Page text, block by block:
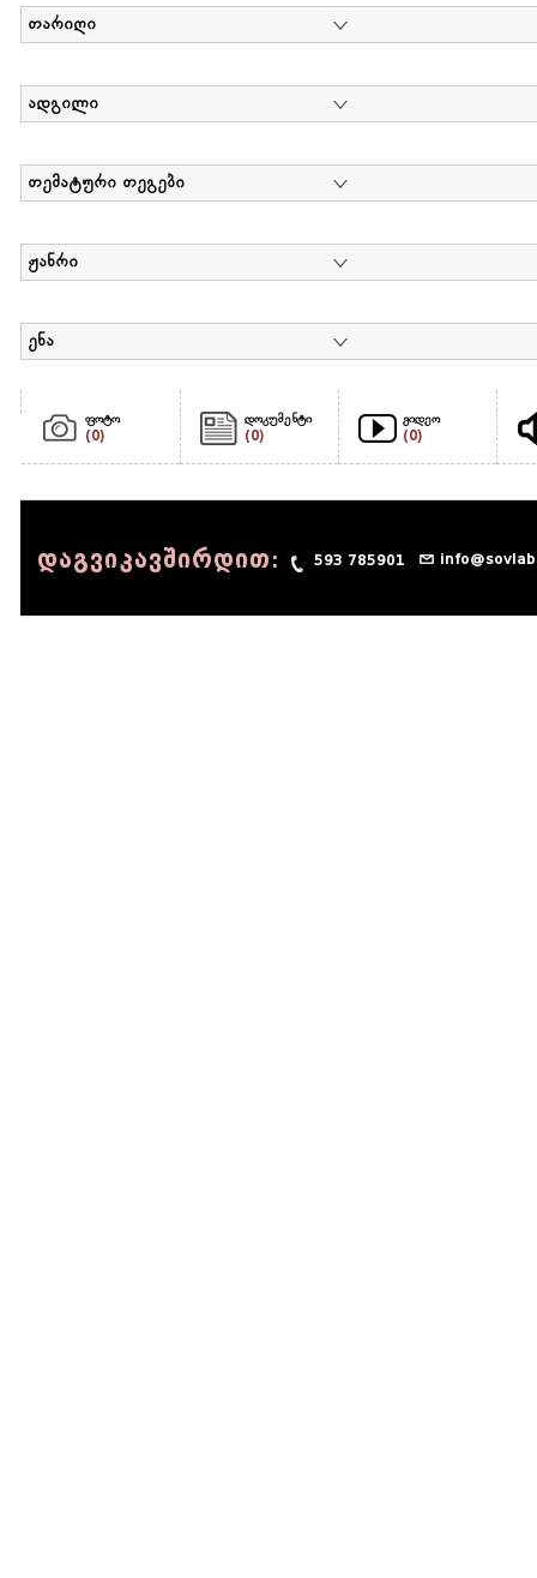
თარიღი
ადგილი
თემატური თეგები
ჟანრი
ენა
ფოტო
(0)
დოკუმენტი
(0)
ვიდეო
(0)
დაგვიკავშირდით: 593 785901